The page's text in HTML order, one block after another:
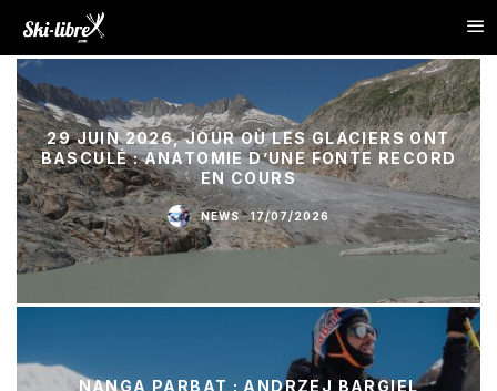
29 JUIN 2026, JOUR OÙ LES GLACIERS ONT
BASCULÉ : ANATOMIE D’UNE FONTE RECORD
EN COURS
NEWS · 17/07/2026
NANGA PARBAT : ANDRZEJ BARGIEL